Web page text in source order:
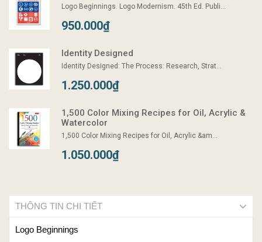
Logo Beginnings. Logo Modernism. 45th Ed. Publi...
950.000₫
Identity Designed
Identity Designed: The Process: Research, Strat...
1.250.000₫
1,500 Color Mixing Recipes for Oil, Acrylic &
Watercolor
1,500 Color Mixing Recipes for Oil, Acrylic &am...
1.050.000₫
THÔNG TIN CHI TIẾT
Logo Beginnings